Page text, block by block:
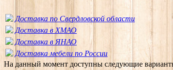
Доставка по Свердловской области
Доставка в ХМАО
Доставка в ЯНАО
Доставка мебели по России
На данный момент доступны следующие